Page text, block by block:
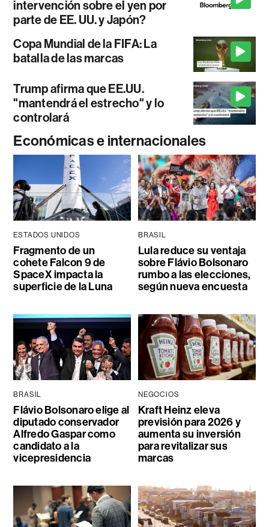
intervención sobre el yen por
parte de EE. UU. y Japón?
Copa Mundial de la FIFA: La
batalla de las marcas
Trump afirma que EE.UU.
"mantendrá el estrecho" y lo
controlará
Económicas e internacionales
ESTADOS UNIDOS
Fragmento de un
cohete Falcon 9 de
SpaceX impacta la
superficie de la Luna
BRASIL
Lula reduce su ventaja
sobre Flávio Bolsonaro
rumbo a las elecciones,
según nueva encuesta
BRASIL
Flávio Bolsonaro elige al
diputado conservador
Alfredo Gaspar como
candidato a la
vicepresidencia
NEGOCIOS
Kraft Heinz eleva
previsión para 2026 y
aumenta su inversión
para revitalizar sus
marcas